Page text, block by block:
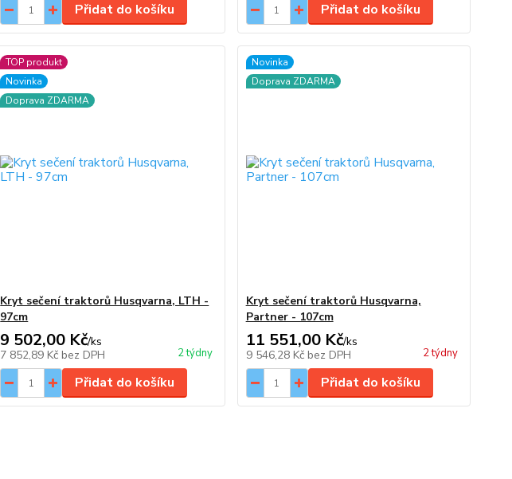
Přidat do košíku Přidat do košíku
TOP produkt
Novinka
Doprava ZDARMA
Kryt sečení traktorů Husqvarna, LTH -
97cm
9 502,00 Kč/ks
7 852,89 Kč bez DPH 2 týdny
Přidat do košíku
Novinka
Doprava ZDARMA
Kryt sečení traktorů Husqvarna,
Partner - 107cm
11 551,00 Kč/ks
9 546,28 Kč bez DPH 2 týdny
Přidat do košíku